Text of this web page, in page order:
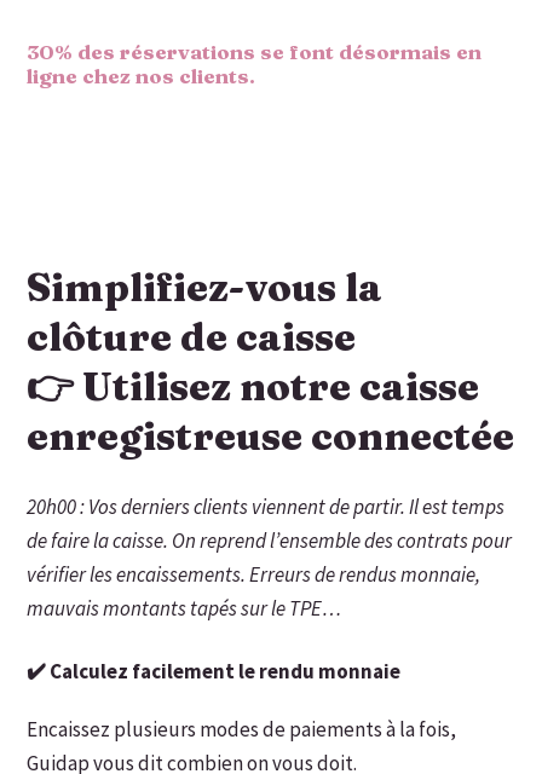
30% des réservations se font désormais en
ligne chez nos clients.
Simplifiez-vous la
clôture de caisse
👉 Utilisez notre caisse
enregistreuse connectée
20h00 : Vos derniers clients viennent de partir. Il est temps
de faire la caisse. On reprend l’ensemble des contrats pour
vérifier les encaissements. Erreurs de rendus monnaie,
mauvais montants tapés sur le TPE…
✔️ Calculez facilement le rendu monnaie
Encaissez plusieurs modes de paiements à la fois,
Guidap vous dit combien on vous doit.